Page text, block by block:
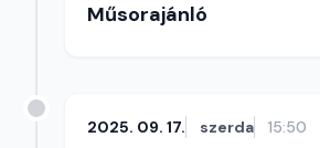
Műsorajánló
2025. 09. 17. szerda 15:50